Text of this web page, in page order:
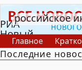
РИА
Новый
День
российское
Главное Кратко
В России
В
Последние